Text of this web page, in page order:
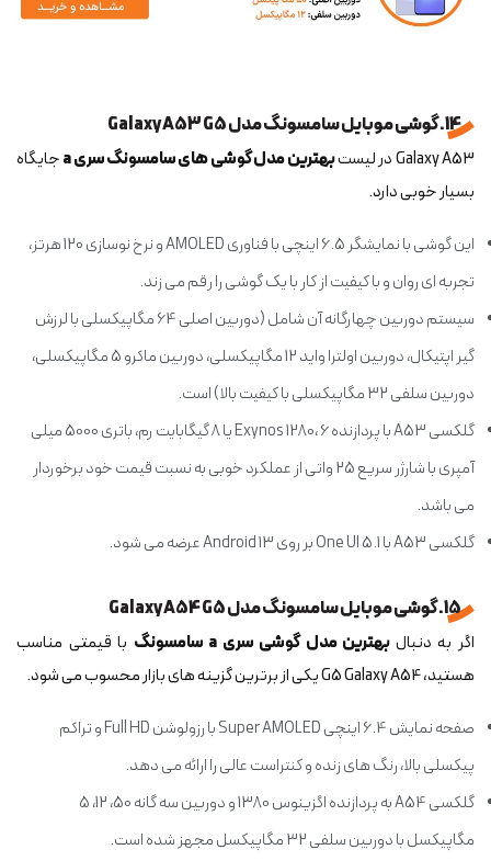
14. گوشی موبایل سامسونگ مدل Galaxy A53 G5
Galaxy A53 در لیست بهترین مدل گوشی های سامسونگ سری a
جایگاه
بسیار خوبی دارد.
این گوشی با نمایشگر 6.5 اینچی با فناوری AMOLED و نرخ نوسازی 120 هرتز،
تجربه ای روان و با کیفیت از کار با یک گوشی را رقم می زند.
سیستم دوربین چهارگانه آن شامل (دوربین اصلی 64 مگاپیکسلی با لرزش
گیر اپتیکال، دوربین اولترا واید 12 مگاپیکسلی، دوربین ماکرو 5 مگاپیکسلی،
دوربین سلفی 32 مگاپیکسلی با کیفیت بالا) است.
گلکسی A53 با پردازنده Exynos 1280، 6 یا 8 گیگابایت رم، باتری 5000 میلی
آمپری با شارژر سریع 25 واتی از عملکرد خوبی به نسبت قیمت خود برخوردار
می باشد.
گلکسی A53 با One UI 5.1 بر روی Android 13 عرضه می شود.
15. گوشی موبایل سامسونگ مدل Galaxy A54 G5
اگر به دنبال بهترین مدل گوشی سری a سامسونگ
با قیمتی مناسب
هستید، G5 Galaxy A54 یکی از برترین گزینه های بازار محسوب می شود.
صفحه نمایش 6.4 اینچی Super AMOLED با رزولوشن Full HD و تراکم
پیکسلی بالا، رنگ های زنده و کنتراست عالی را ارائه می دهد.
گلکسی A54 به پردازنده اگزینوس 1380 و دوربین سه گانه 50، 12، 5
مگاپیکسل با دوربین سلفی 32 مگاپیکسل مجهز شده است.